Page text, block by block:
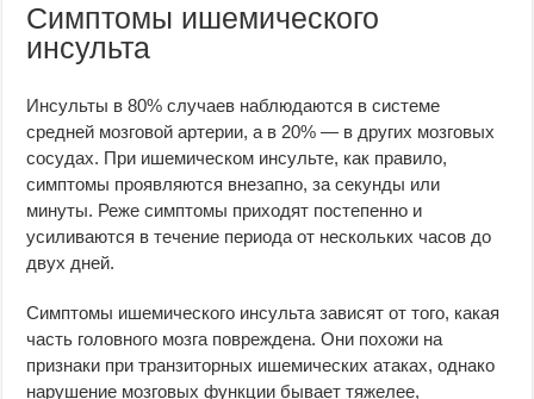
Симптомы ишемического
инсульта
Инсульты в 80% случаев наблюдаются в системе
средней мозговой артерии, а в 20% — в других мозговых
сосудах. При ишемическом инсульте, как правило,
симптомы проявляются внезапно, за секунды или
минуты. Реже симптомы приходят постепенно и
усиливаются в течение периода от нескольких часов до
двух дней.
Симптомы ишемического инсульта зависят от того, какая
часть головного мозга повреждена. Они похожи на
признаки при транзиторных ишемических атаках, однако
нарушение мозговых функции бывает тяжелее,